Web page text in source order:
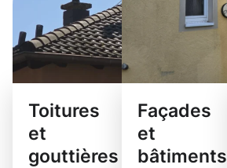
Toitures
et
gouttières
Façades
et
bâtiments